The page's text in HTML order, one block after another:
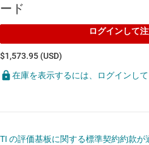
ード
ログインして
$1,573.95 (USD)
在庫を表示するには、ログインして
TI の評価基板に関する標準契約約款が